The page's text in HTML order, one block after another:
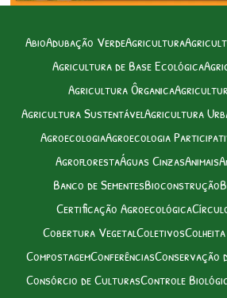
AbioAdubação VerdeAgricultura
Agricultura de Base Ecológica
Agricultura Ôrganica
Agricultura SustentávelAgricultura
AgroecologiaAgroecologia
AgroflorestaÁguas CinzasAnimais
Banco de SementesBioconstrução
Certificação Agroecológica
Cobertura VegetalColetivos
CompostagemConferênciasConservação
Consórcio de CulturasControle